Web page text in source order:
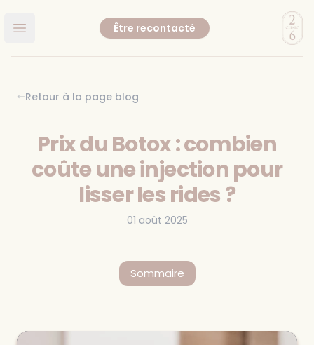
Ouvrir le menu principalÊtre recontacté
Clinic
Retour à la page blog
Prix du Botox : combien
coûte une injection pour
lisser les rides ?
01 août 2025
Sommaire